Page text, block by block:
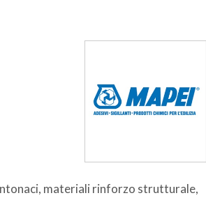
materiali rinforzo strutturale,